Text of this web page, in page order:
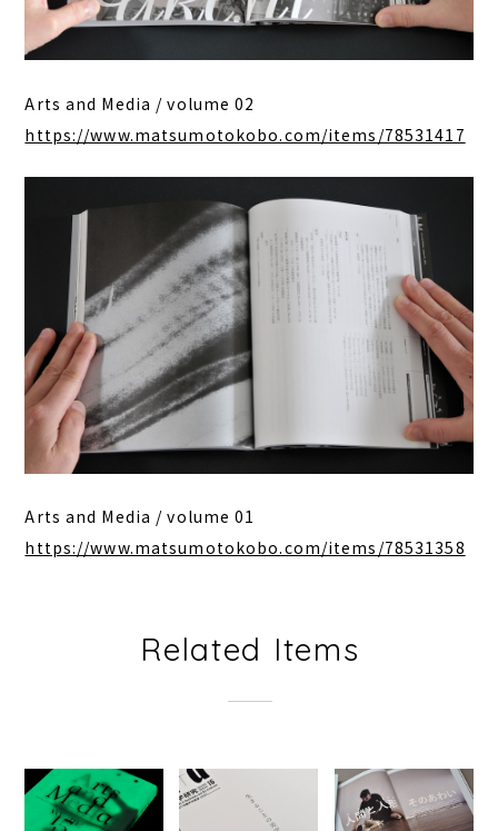
Arts and Media / volume 02
https://www.matsumotokobo.com/items/78531417
Arts and Media / volume 01
https://www.matsumotokobo.com/items/78531358
Related Items